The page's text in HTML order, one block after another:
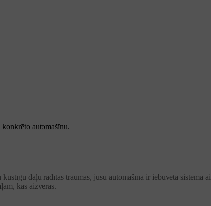
automašīnu.
daļu radītas traumas, jūsu automašīnā ir iebūvēta sistēma
kas aizveras.